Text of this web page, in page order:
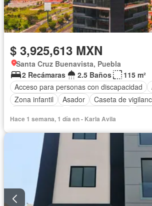
$ 3,925,613 MXN
Santa Cruz Buenavista, Puebla
2 Recámaras
2.5 Baños
115 m²
Acceso para personas con discapacidad
Zona infantil
Asador
Caseta de
Elevador
Estacionamiento Internet
Recámara con closet
Seguridad
Vista panorámica
Hace 1 semana, 1 día en - Karla Avila